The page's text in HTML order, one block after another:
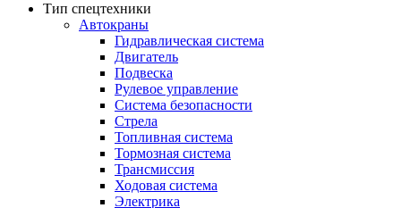
Тип спецтехники
Автокраны
Гидравлическая система
Двигатель
Подвеска
Рулевое управление
Система безопасности
Стрела
Топливная система
Тормозная система
Трансмиссия
Ходовая система
Электрика